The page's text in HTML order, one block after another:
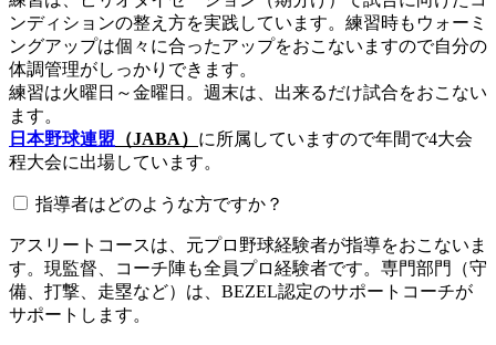
ンディションの整え方を実践しています。練習時もウォーミ
ングアップは個々に合ったアップをおこないますので自分の
体調管理がしっかりできます。
練習は火曜日～金曜日。週末は、出来るだけ試合をおこない
ます。
日本野球連盟 （JABA） に所属していますので年間で4大会
程大会に出場しています。
指導者はどのような方ですか？
アスリートコースは、元プロ野球経験者が指導をおこないま
す。現監督、コーチ陣も全員プロ経験者です。専門部門（守
備、打撃、走塁など）は、BEZEL認定のサポートコーチが
サポートします。